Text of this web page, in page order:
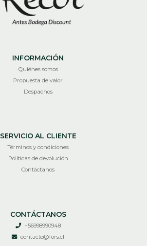
INFORMACIÓN
Quiénes somos
Propuesta de valor
Despachos
SERVICIO AL CLIENTE
Términos y condiciones
Políticas de devolución
Contáctanos
CONTÁCTANOS
+56998990948
contacto@fors.cl